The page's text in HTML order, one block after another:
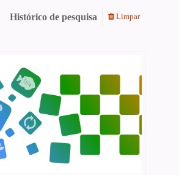
Histórico de pesquisa Limpar